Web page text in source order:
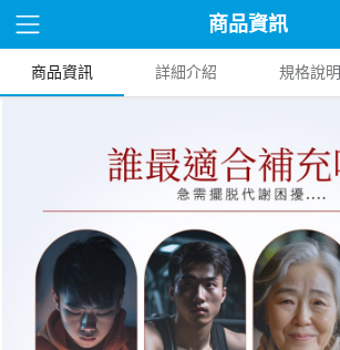
商品資訊
商品資訊 詳細介紹 規格說明